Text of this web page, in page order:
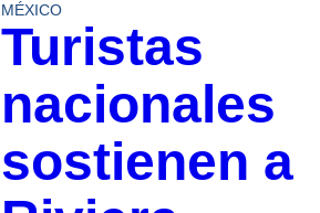
MÉXICO
Turistas
nacionales
sostienen a